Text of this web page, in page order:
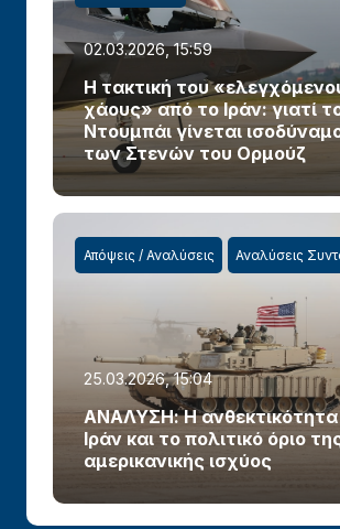
02.03.2026, 15:59
Η τακτική του
χάους» από το Ιράν: γιατί
Ντουμπάι γίνεται
των Στενών του Ορμούζ
Απόψεις / Αναλύσεις Αναλύσεις
25.03.2026, 15:04
ΑΝΑΛΥΣΗ: Η ανθεκτικότητα
Ιράν και το πολιτικό όριο
αμερικανικής ισχύος